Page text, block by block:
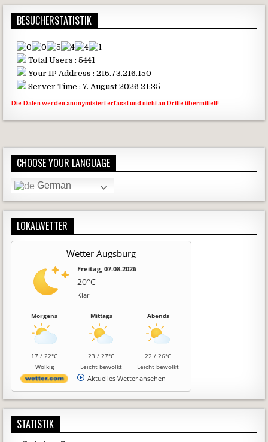
BESUCHERSTATISTIK
Total Users : 5441
Your IP Address : 216.73.216.150
Server Time : 7. August 2026 21:35
Die Daten werden anonymisiert erfasst und nicht an Dritte übermittelt!
CHOOSE YOUR LANGUAGE
German
LOKALWETTER
Wetter Augsburg
Freitag, 07.08.2026
20°C
Klar
Morgens
17 / 22°C
Wolkig
Mittags
23 / 27°C
Leicht bewölkt
Abends
22 / 26°C
Leicht bewölkt
Aktuelles Wetter ansehen
STATISTIK